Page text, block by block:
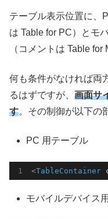
テーブル表示位置に、
は Table for PC）とモ
（コメントは Table
何も条件がなければ両
るはずですが、 画面サ
す。その制御が以下の
PC 用テーブル
<TableContainer
モバイルデバイス